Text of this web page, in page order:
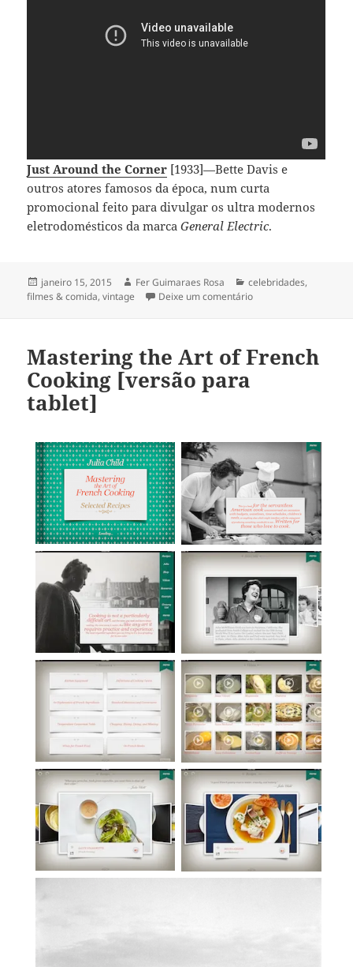
Just Around the Corner [1933]—Bette Davis e
outros atores famosos da época, num curta
promocional feito para divulgar os ultra modernos
eletrodomésticos da marcaGeneral Electric.
Publicado
em
janeiro 15, 2015 Autor
Fer Guimaraes Rosa Categorias
celebridades,
filmes & comida,vintage Deixe um comentárioem Bette Davis na
Mastering the Art of French
Cooking [versão para
tablet]